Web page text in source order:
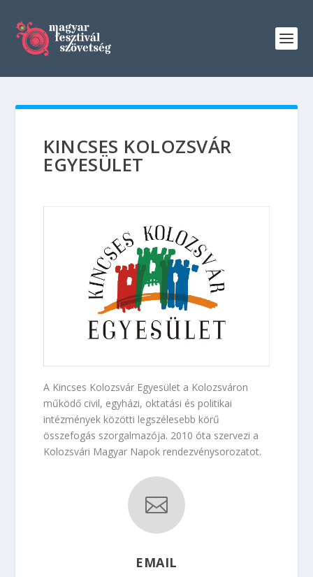
KINCSES KOLOZSVÁR
EGYESÜLET
A Kincses Kolozsvár Egyesület a Kolozsváron
működő civil, egyházi, oktatási és politikai
intézmények közötti legszélesebb körű
összefogás szorgalmazója. 2010 óta szervezi a
Kolozsvári Magyar Napok rendezvénysorozatot.

EMAIL